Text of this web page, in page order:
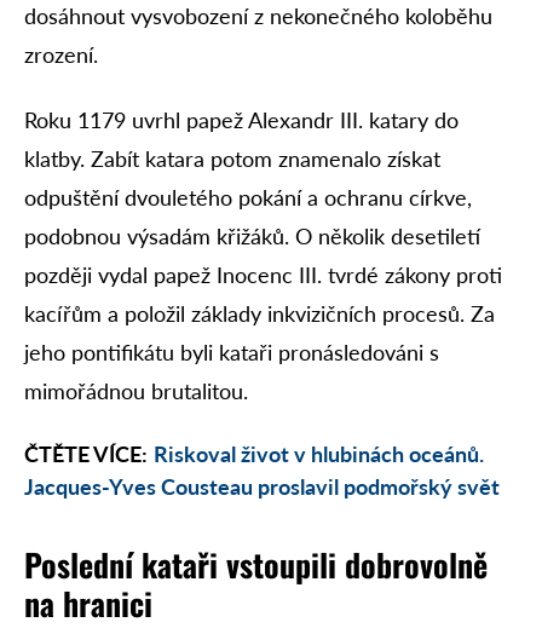
dosáhnout vysvobození z nekonečného koloběhu
zrození.
Roku 1179 uvrhl papež Alexandr III. katary do
klatby. Zabít katara potom znamenalo získat
odpuštění dvouletého pokání a ochranu církve,
podobnou výsadám křižáků. O několik desetiletí
později vydal papež Inocenc III. tvrdé zákony proti
kacířům a položil základy inkvizičních procesů. Za
jeho pontifikátu byli kataři pronásledováni s
mimořádnou brutalitou.
ČTĚTE VÍCE: Riskoval život v hlubinách oceánů.
Jacques-Yves Cousteau proslavil podmořský svět
Poslední kataři vstoupili dobrovolně
na hranici